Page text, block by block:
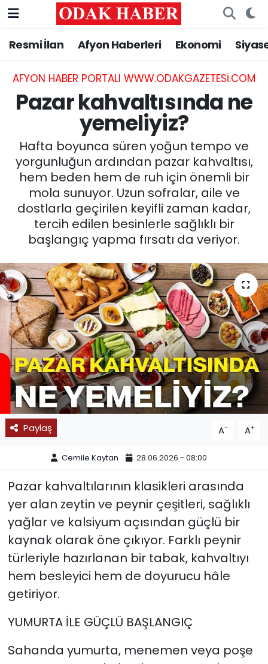
Resmi İlan Afyon Haberleri Ekonomi
AFYON HABER PORTALI WWW.ODAKGAZETESI.COM
Pazar kahvaltısında ne
yemeliyiz?
Hafta boyunca süren yoğun tempo ve
yorgunluğun ardından pazar kahvaltısı,
hem beden hem de ruh için önemli bir
mola sunuyor. Uzun sofralar, aile ve
dostlarla geçirilen keyifli zaman kadar,
tercih edilen besinlerle sağlıklı bir
başlangıç yapma fırsatı da veriyor.
Paylaş A- A+
Cemile Kaytan 28.06.2026 - 08:00
Pazar kahvaltılarının klasikleri arasında
yer alan zeytin ve peynir çeşitleri, sağlıklı
yağlar ve kalsiyum açısından güçlü bir
kaynak olarak öne çıkıyor. Farklı peynir
türleriyle hazırlanan bir tabak, kahvaltıyı
hem besleyici hem de doyurucu hâle
getiriyor.
YUMURTA İLE GÜÇLÜ BAŞLANGIÇ
Sahanda yumurta, menemen veya poşe
AFYONKARAHİSAR HABERLERİ
Resmi İlan
ASAYİŞ
SİYASET
EĞİTİM
MAGAZİN
SAĞLIK
SPOR
11:11 MANŞET
Nöbetçi Eczaneler
Hava Durumu
Trafik Durumu
Süper Lig Puan Durumu ve Fikstür
Tüm Manşetler
Son Dakika Haberleri
Haber Arşivi